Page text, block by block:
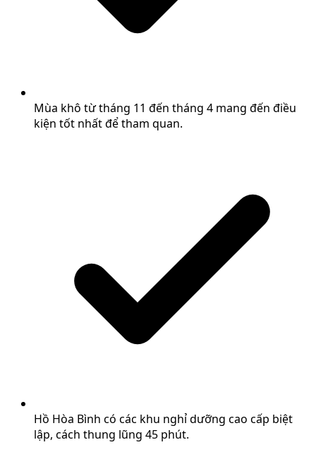
Mùa khô từ tháng 11 đến tháng 4 mang đến điều
kiện tốt nhất để tham quan.
Hồ Hòa Bình có các khu nghỉ dưỡng cao cấp biệt
lập, cách thung lũng 45 phút.